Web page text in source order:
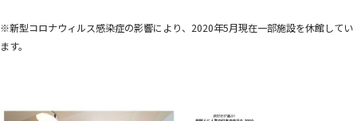
※新型コロナウィルス感染症の影響により、2020年5月現在一部施設を休館してい
ます。